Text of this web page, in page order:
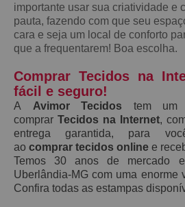
importante usar sua criatividade e
pauta, fazendo com que seu
cara e seja um local de conforto
que a frequentarem! Boa escolha.
Comprar Tecidos na
fácil e seguro!
A Avimor Tecidos tem um
comprar Tecidos na Internet,
entrega garantida, para
ao comprar tecidos online e
Temos 30 anos de mercado
Uberlândia-MG com uma enorme
Confira todas as estampas